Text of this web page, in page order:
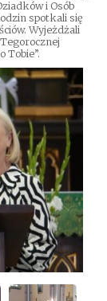
i Osób
spotkali się
Wyjeżdżali
Tobie”.